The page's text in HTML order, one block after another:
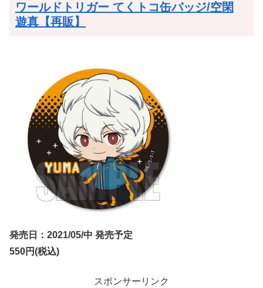
ワールドトリガー てくトコ缶バッジ/空閑
遊真【再販】
発売日：2021/05/中 発売予定
550円(税込)
スポンサーリンク